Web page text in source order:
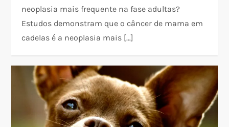
neoplasia mais frequente na fase adultas?
Estudos demonstram que o câncer de mama em
cadelas é a neoplasia mais […]